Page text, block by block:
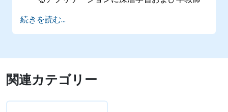
Pythonのアルゴリズムを最大限活用できる
NumPyやTheanoといったライブラリやパッ
続きを読む...
関連カテゴリー